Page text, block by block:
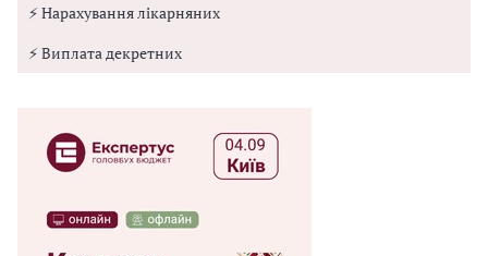
⚡ Нарахування лікарняних
⚡ Виплата декретних